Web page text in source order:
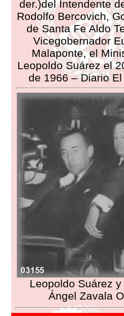
der.)del Intendente
Rodolfo Bercovich,
de Santa Fe Aldo
Vicegobernador
Malaponte, el
Leopoldo Suárez el
de 1966 – Diario
Leopoldo Suárez
Ángel Zavala